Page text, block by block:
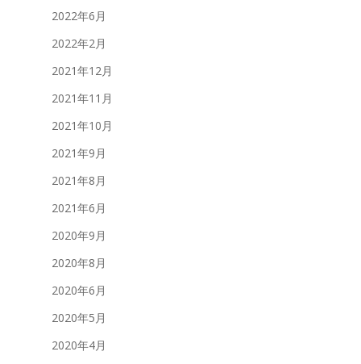
2022年6月
2022年2月
2021年12月
2021年11月
2021年10月
2021年9月
2021年8月
2021年6月
2020年9月
2020年8月
2020年6月
2020年5月
2020年4月